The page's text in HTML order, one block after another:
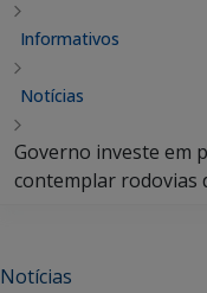
Informativos
Notícias
Governo investe em
contemplar rodovias
Notícias